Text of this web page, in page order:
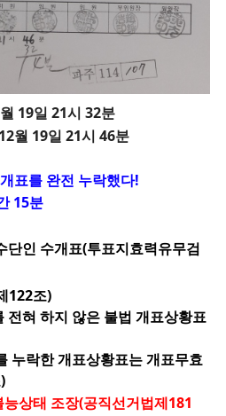
19일 21시 32분
월 19일 21시 46분
표를 완전 누락했다!
15분
단인 수개표(투표지효력유무검
122조)
전혀 하지 않은 불법 개표상황표
누락한 개표상황표는 개표무효
상태 조장(공직선거법제181